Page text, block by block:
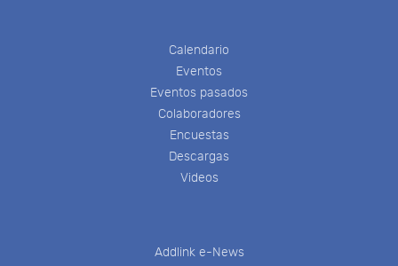
Calendario
Eventos
Eventos pasados
Colaboradores
Encuestas
Descargas
Videos
Addlink e-News